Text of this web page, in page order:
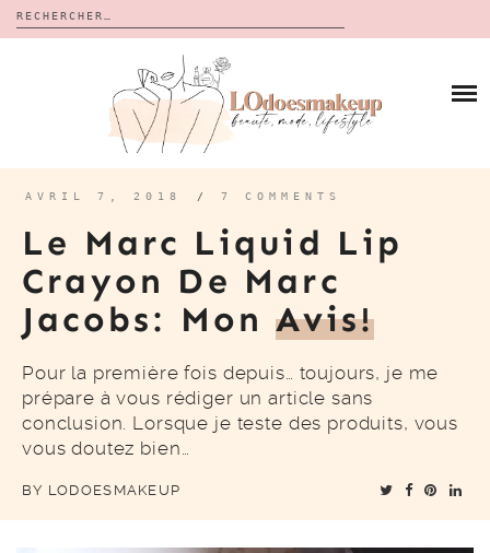
Rechercher :
CALENDRIERS DE L’AVENT
BON PLAN
À PROPOS
CONTACT
AVRIL 7, 2018 / 7 COMMENTS
Le Marc Liquid Lip
Crayon De Marc
Jacobs: MonAvis!
Pour la première fois depuis… toujours, je me
prépare à vous rédiger un article sans
conclusion. Lorsque je teste des produits, vous
vous doutez bien…
BY LODOESMAKEUP